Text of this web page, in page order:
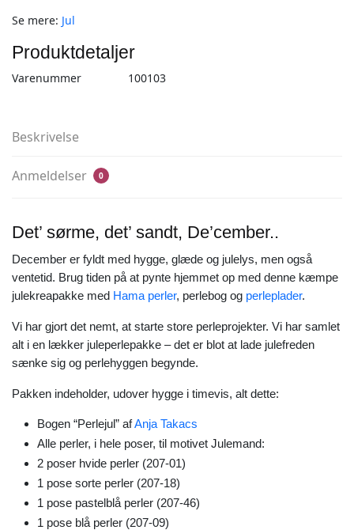
Se mere: Jul
Produktdetaljer
Varenummer 100103
Beskrivelse
Anmeldelser 0
Det’ sørme, det’ sandt, De’cember..
December er fyldt med hygge, glæde og julelys, men også
ventetid. Brug tiden på at pynte hjemmet op med denne kæmpe
julekreapakke med Hama perler, perlebog og perleplader.
Vi har gjort det nemt, at starte store perleprojekter. Vi har samlet
alt i en lækker juleperlepakke – det er blot at lade julefreden
sænke sig og perlehyggen begynde.
Pakken indeholder, udover hygge i timevis, alt dette:
Bogen “Perlejul” afAnja Takacs
Alle perler, i hele poser, til motivet Julemand:
2 poser hvide perler (207-01)
1 pose sorte perler (207-18)
1 pose pastelblå perler (207-46)
1 pose blå perler (207-09)